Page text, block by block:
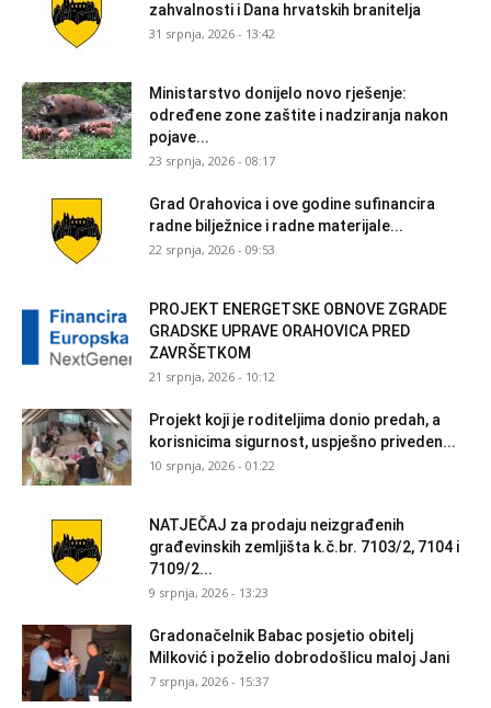
zahvalnosti i Dana hrvatskih branitelja
31 srpnja, 2026 - 13:42
Ministarstvo donijelo novo rješenje:
određene zone zaštite i nadziranja nakon
pojave...
23 srpnja, 2026 - 08:17
Grad Orahovica i ove godine sufinancira
radne bilježnice i radne materijale...
22 srpnja, 2026 - 09:53
PROJEKT ENERGETSKE OBNOVE ZGRADE
GRADSKE UPRAVE ORAHOVICA PRED
ZAVRŠETKOM
21 srpnja, 2026 - 10:12
Projekt koji je roditeljima donio predah, a
korisnicima sigurnost, uspješno priveden...
10 srpnja, 2026 - 01:22
NATJEČAJ za prodaju neizgrađenih
građevinskih zemljišta k.č.br. 7103/2, 7104 i
7109/2...
9 srpnja, 2026 - 13:23
Gradonačelnik Babac posjetio obitelj
Milković i poželio dobrodošlicu maloj Jani
7 srpnja, 2026 - 15:37